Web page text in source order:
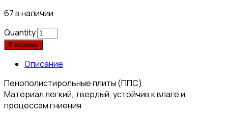
67 в наличии
Quantity
В корзину
Описание
Пенополистирольные плиты (ППС)
Материал легкий, твердый, устойчив к влаге и
процессам гниения